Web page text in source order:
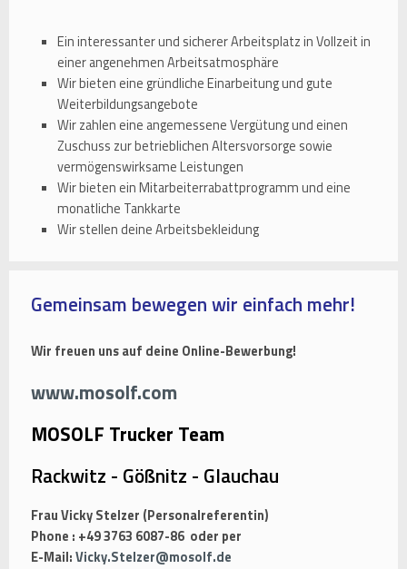
Ein interessanter und sicherer Arbeitsplatz in Vollzeit in
einer angenehmen Arbeitsatmosphäre
Wir bieten eine gründliche Einarbeitung und gute
Weiterbildungsangebote
Wir zahlen eine angemessene Vergütung und einen
Zuschuss zur betrieblichen Altersvorsorge sowie
vermögenswirksame Leistungen
Wir bieten ein Mitarbeiterrabattprogramm und eine
monatliche Tankkarte
Wir stellen deine Arbeitsbekleidung
Gemeinsam bewegen wir einfach mehr!
Wir freuen uns auf deine Online-Bewerbung!
www.mosolf.com
MOSOLF Trucker Team
Rackwitz - Gößnitz - Glauchau
Frau Vicky Stelzer (Personalreferentin)
Phone : +49 3763 6087-86 oder per
E-Mail:Vicky.Stelzer@mosolf.de